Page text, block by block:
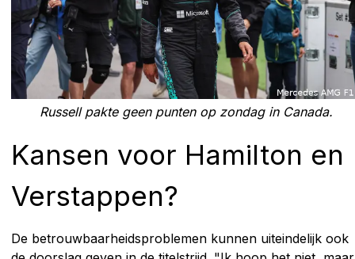
Russell pakte geen punten op zondag in Canada.
Kansen voor Hamilton en
Verstappen?
De betrouwbaarheidsproblemen kunnen uiteindelijk ook